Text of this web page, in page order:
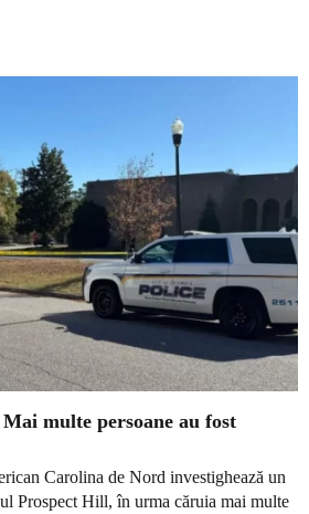
multe persoane au fost
Carolina de Nord investighează un
Prospect Hill, în urma căruia mai multe